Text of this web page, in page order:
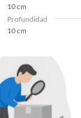
10 cm
Profundidad
10 cm